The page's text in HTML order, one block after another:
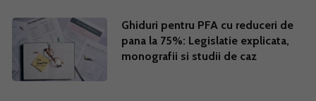
Ghiduri pentru PFA cu reduceri de
pana la 75%: Legislatie explicata,
monografii si studii de caz